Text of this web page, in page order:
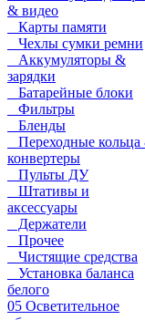
& видео
Карты памяти
Чехлы сумки ремни
Аккумуляторы &
зарядки
Батарейные блоки
Фильтры
Бленды
Переходные кольца
конвертеры
Пульты ДУ
Штативы и
аксессуары
Держатели
Прочее
Чистящие средства
Установка баланса
белого
05 Осветительное